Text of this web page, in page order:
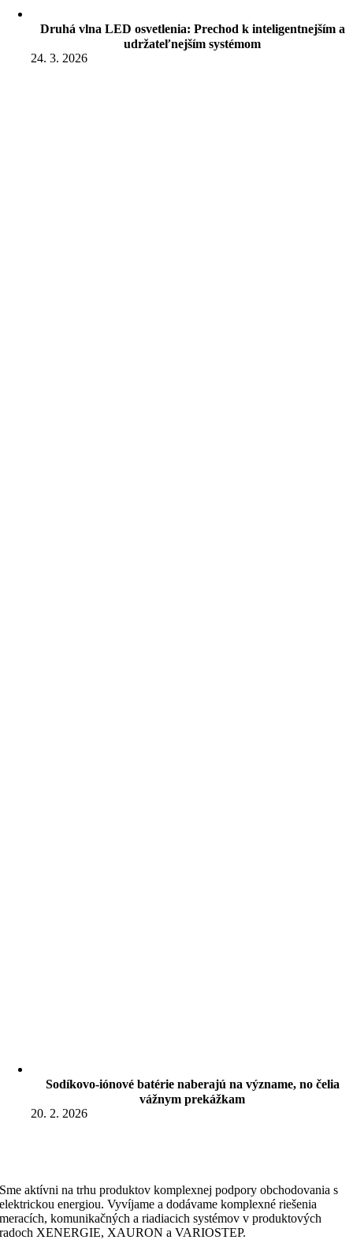
Druhá vlna LED osvetlenia: Prechod k inteligentnejším a
udržateľnejším systémom
24. 3. 2026
Sodíkovo-iónové batérie naberajú na význame, no čelia
vážnym prekážkam
20. 2. 2026
Sme aktívni na trhu produktov komplexnej podpory obchodovania s
elektrickou energiou. Vyvíjame a dodávame komplexné riešenia
meracích, komunikačných a riadiacich systémov v produktových
radoch XENERGIE, XAURON a VARIOSTEP.